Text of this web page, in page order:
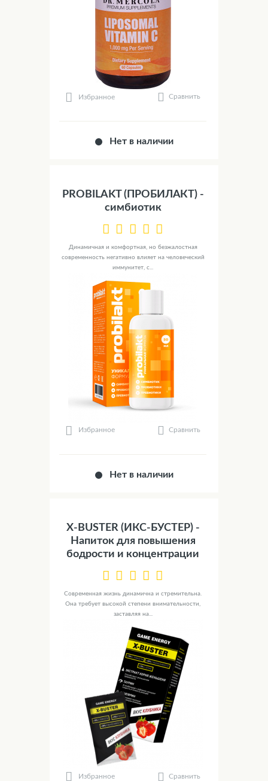
Избранное Сравнить
Нет в наличии
PROBILAKT (ПРОБИЛАКТ) -
симбиотик
Динамичная и комфортная, но безжалостная
современность негативно влияет на человеческий
иммунитет, с...
Избранное Сравнить
Нет в наличии
X-BUSTER (ИКС-БУСТЕР) -
Напиток для повышения
бодрости и концентрации
Современная жизнь динамична и стремительна.
Она требует высокой степени внимательности,
заставляя на...
Избранное Сравнить